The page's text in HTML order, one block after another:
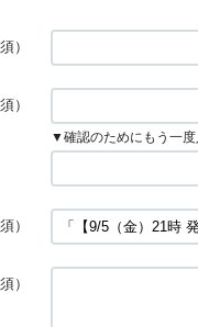
）
）
▼確認のためにもう一度
）
）